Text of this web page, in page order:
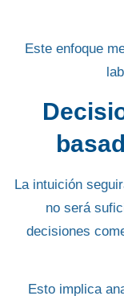
Este enfoque
La intuición
no será
decisiones
Esto implica